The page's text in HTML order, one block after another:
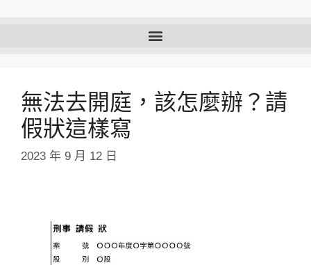
無法去開庭，該怎麼辦？請
假狀這樣寫
2023 年 9 月 12 日